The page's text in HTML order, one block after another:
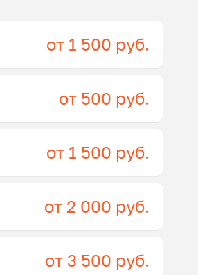
от 1 500 руб.
от 500 руб.
от 1 500 руб.
от 2 000 руб.
от 3 500 руб.